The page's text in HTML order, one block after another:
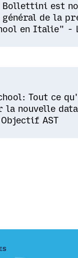
est
de la
en Italie" -
Tout ce
la nouvelle data
AST